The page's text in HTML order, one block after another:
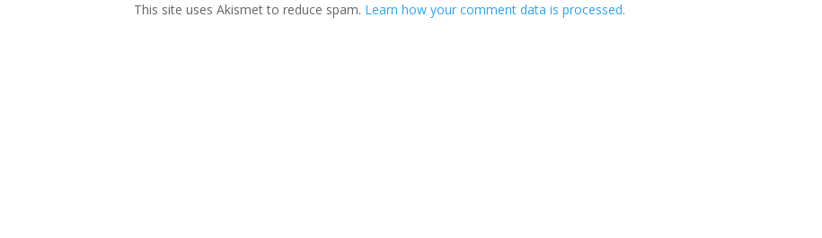
This site uses Akismet to reduce spam. Learn how your comment data is processed.